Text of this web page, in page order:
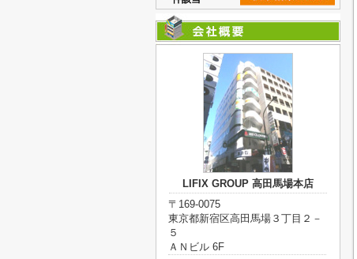
LIFIX GROUP 高田馬場本店
〒169-0075
東京都新宿区高田馬場３丁目２－
５
ＡＮビル 6F